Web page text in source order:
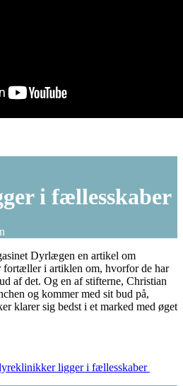
i fællesskaber
Dyrlægen en artikel om
fortæller i artiklen om, hvorfor de har
af det. Og en af stifterne, Christian
og kommer med sit bud på,
klarer sig bedst i et marked med øget
ligger i fællesskaber